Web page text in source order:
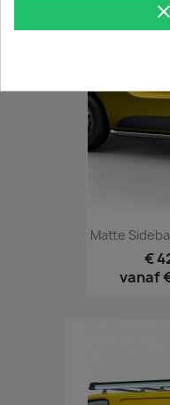
Matte
€
vanaf
clear